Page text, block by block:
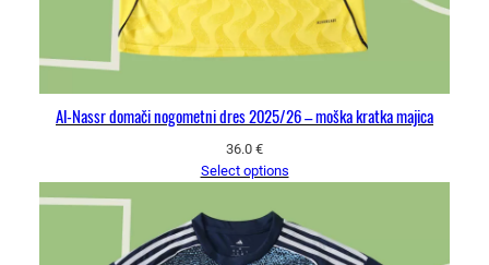
Al-Nassr domači nogometni dres 2025/26 – moška kratka majica
36.0 €
Select options